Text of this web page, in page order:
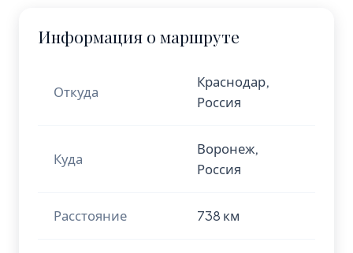
Информация о маршруте
Откуда
Краснодар,
Россия
Куда
Воронеж,
Россия
Расстояние 738 км